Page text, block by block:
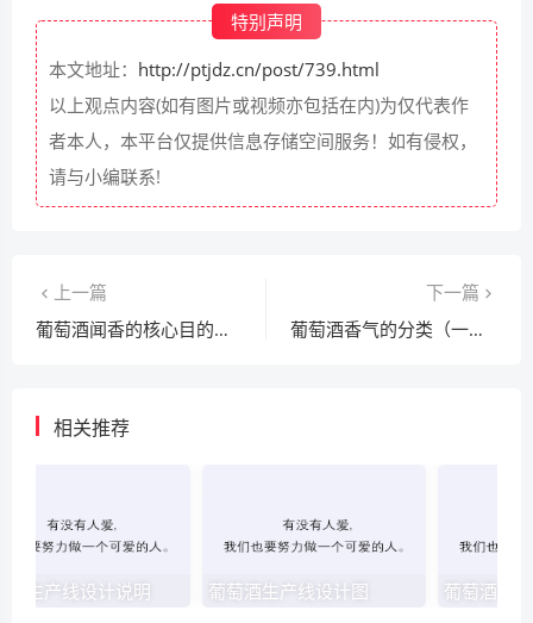
特别声明
本文地址： http://ptjdz.cn/post/739.html
以上观点内容(如有图片或视频亦包括在内)为仅代表作
者本人，本平台仅提供信息存储空间服务！如有侵权，
请与小编联系!
上一篇
葡萄酒闻香的核心目的（感知香气 / 判断风味）常识
下一篇
葡萄酒香气的分类（一类香 / 二类香 / 三类香）常识
相关推荐
酒生产线设计说明 葡萄酒生产线设计图